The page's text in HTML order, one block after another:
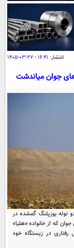
انتشار: ۱۶:۴۱ - ۲۷-۰۳-۱۴۰۵
جوان میاندشت
یوزپلنگ گمشده در
که از خانواده «هلیا»
رفتاری در زیستگاه خود